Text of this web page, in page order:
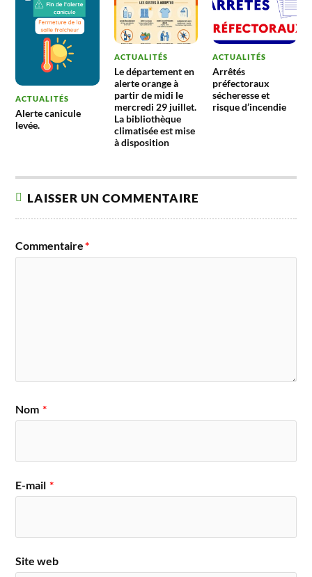
ACTUALITÉS
Alerte canicule
levée.
ACTUALITÉS
Le département en
alerte orange à
partir de midi le
mercredi 29 juillet.
La bibliothèque
climatisée est mise
à disposition
ACTUALITÉS
Arrêtés
préfectoraux
sécheresse et
risque d’incendie
LAISSER UN COMMENTAIRE
Commentaire*
Nom *
E-mail *
Site web